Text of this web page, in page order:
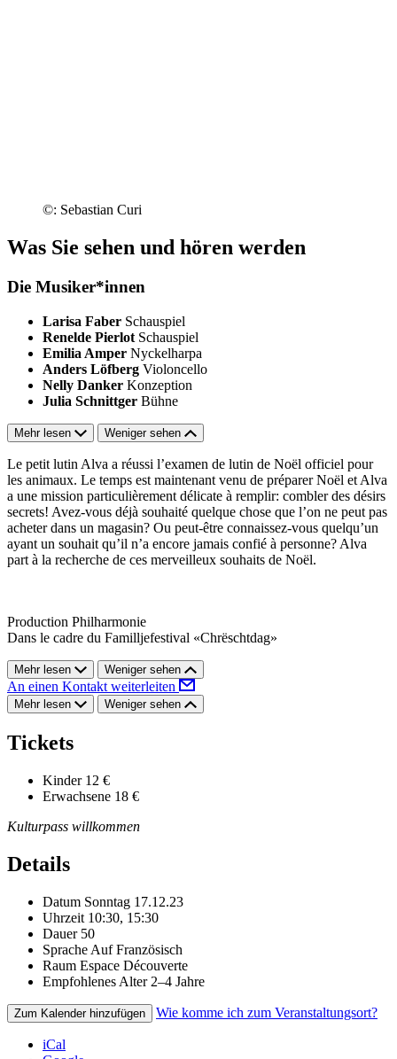
©: Sebastian Curi
Was Sie sehen und hören werden
Die Musiker*innen
Larisa Faber Schauspiel
Renelde Pierlot Schauspiel
Emilia Amper Nyckelharpa
Anders Löfberg Violoncello
Nelly Danker Konzeption
Julia Schnittger Bühne
Mehr lesen Weniger sehen
Le petit lutin Alva a réussi l’examen de lutin de Noël officiel pour
les animaux. Le temps est maintenant venu de préparer Noël et Alva
a une mission particulièrement délicate à remplir: combler des désirs
secrets! Avez-vous déjà souhaité quelque chose que l’on ne peut pas
acheter dans un magasin? Ou peut-être connaissez-vous quelqu’un
ayant un souhait qu’il n’a encore jamais confié à personne? Alva
part à la recherche de ces merveilleux souhaits de Noël.
Production Philharmonie
Dans le cadre du Familljefestival «Chrëschtdag»
Mehr lesen Weniger sehen
An einen Kontakt weiterleiten
Mehr lesen Weniger sehen
Tickets
Kinder 12 €
Erwachsene 18 €
Kulturpass willkommen
Details
Datum Sonntag 17.12.23
Uhrzeit 10:30, 15:30
Dauer 50
Sprache Auf Französisch
Raum Espace Découverte
Empfohlenes Alter 2–4 Jahre
Zum Kalender hinzufügen Wie komme ich zum Veranstaltungsort?
iCal